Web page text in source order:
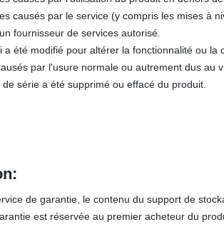
causés par le service (y compris les mises à
fournisseur de services autorisé.
a été modifié pour altérer la fonctionnalité ou la
par l'usure normale ou autrement dus au
série a été supprimé ou effacé du produit.
de garantie, le contenu du support de
est réservée au premier acheteur du